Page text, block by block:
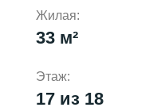
Жилая:
33 м²
Этаж:
17 из 18